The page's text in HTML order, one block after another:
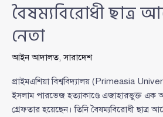
বৈষম্যবিরোধী ছাত্র
নেতা
আইন আদালত,সারাদেশ
প্রাইমএশিয়া বিশ্ববিদ্যালয় (Primeasia
ইসলাম পারভেজ হত্যাকাণ্ডে এজাহারভুক্ত এক
গ্রেফতার হয়েছেন। তিনি বৈষম্যবিরোধী ছাত্র